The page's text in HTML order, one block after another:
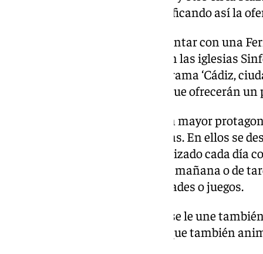
público en edad infantil, diversificando así la
La Navidad de 2024 volverá a contar con una
la Catedral, el ciclo de música en las iglesias
el Museo de las Cortes o el programa ‘Cádiz,
en las bibliotecas de la ciudad, que ofrecerán
Los barrios también tendrán un mayor
actividades en sus calles y plazas. En ellos se
en los barrios’, que estará tematizado cada
habiendo además en horario de mañana o de
photocall, talleres de manualidades o juegos.
A esta presencia en los barrios se le une
que se estrenó el pasado año y que también